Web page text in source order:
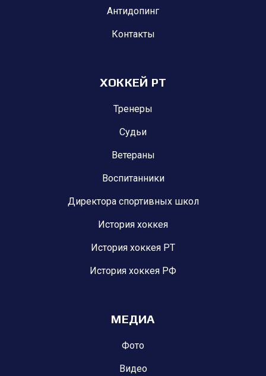
Антидопинг
Контакты
ХОККЕЙ РТ
Тренеры
Судьи
Ветераны
Воспитанники
Директора спортивных школ
История хоккея
История хоккея РТ
История хоккея РФ
МЕДИА
Фото
Видео